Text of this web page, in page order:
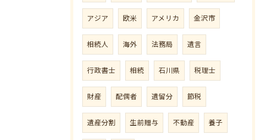
アジア 欧米 アメリカ 金沢市
相続人 海外 法務局 遺言
行政書士 相続 石川県 税理士
財産 配偶者 遺留分 節税
遺産分割 生前贈与 不動産 養子